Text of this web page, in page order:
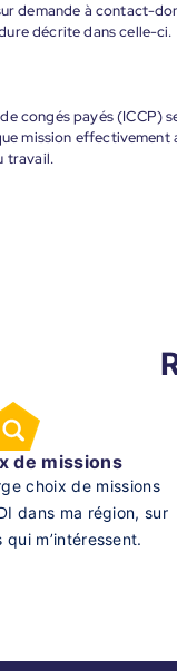
demande à contact-
décrite dans celle-ci.
congés payés (ICCP)
mission
travail.
de missions
choix de missions
dans ma région, sur
m’intéressent.